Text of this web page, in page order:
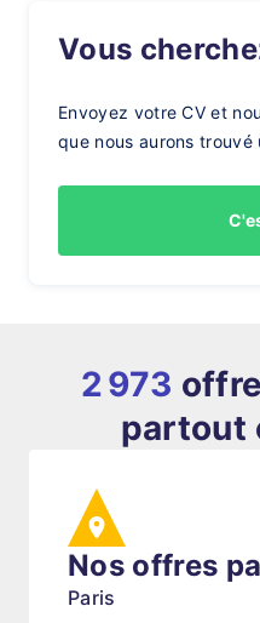
Vous
Envoyez votre CV et
que nous aurons
2 973
partout
Nos offres
Paris